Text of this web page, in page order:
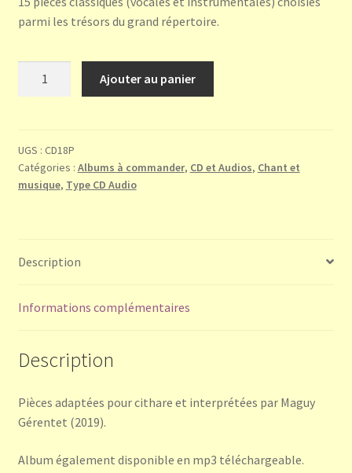
parmi les trésors du grand répertoire.
de
cithare
-
Ajouter au panier
UGS : CD18P
Catégories : Albums à commander, CD et Audios, Chant et
musique, Type CD Audio
Description
Informations complémentaires
Description
Pièces adaptées pour cithare et interprétées par Maguy
Gérentet (2019).
Album également disponible en mp3 téléchargeable.